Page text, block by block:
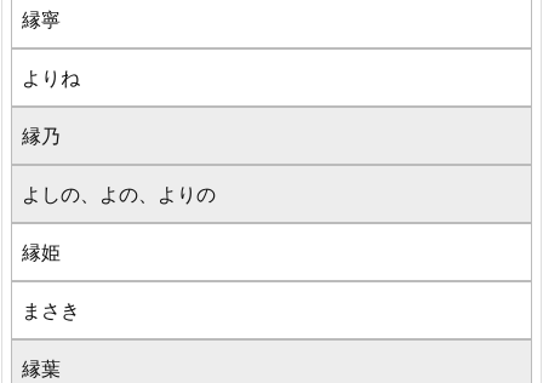
縁寧
よりね
縁乃
よしの、よの、よりの
縁姫
まさき
縁葉